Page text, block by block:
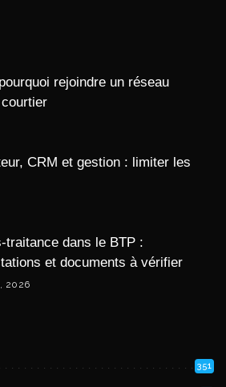
rejoindre un réseau
CRM et gestion : limiter les
traitance dans le BTP :
et documents à vérifier
2026
351